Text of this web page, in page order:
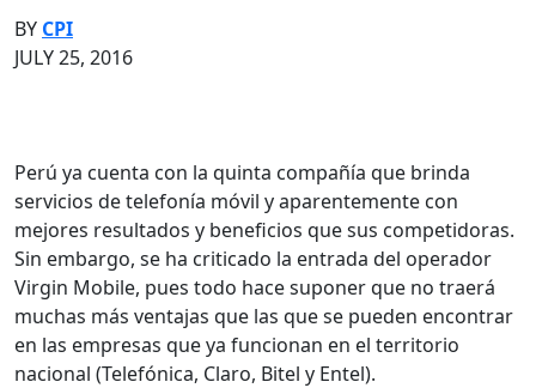
BY CPI
JULY 25, 2016
Perú ya cuenta con la quinta compañía que brinda
servicios de telefonía móvil y aparentemente con
mejores resultados y beneficios que sus competidoras.
Sin embargo, se ha criticado la entrada del operador
Virgin Mobile, pues todo hace suponer que no traerá
muchas más ventajas que las que se pueden encontrar
en las empresas que ya funcionan en el territorio
nacional (Telefónica, Claro, Bitel y Entel).